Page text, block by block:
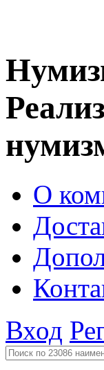
О
Вход